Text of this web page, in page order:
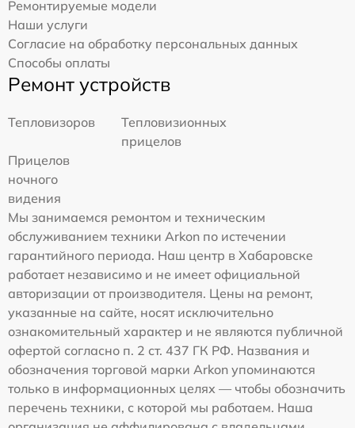
Ремонтируемые модели
Наши услуги
Согласие на обработку персональных данных
Способы оплаты
Ремонт устройств
Тепловизоров
Тепловизионных
прицелов
Прицелов
ночного
видения
Мы занимаемся ремонтом и техническим
обслуживанием техники Arkon по истечении
гарантийного периода. Наш центр в Хабаровске
работает независимо и не имеет официальной
авторизации от производителя. Цены на ремонт,
указанные на сайте, носят исключительно
ознакомительный характер и не являются публичной
офертой согласно п. 2 ст. 437 ГК РФ. Названия и
обозначения торговой марки Arkon упоминаются
только в информационных целях — чтобы обозначить
перечень техники, с которой мы работаем. Наша